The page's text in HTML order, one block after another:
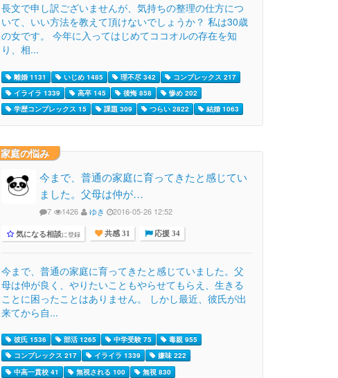
長文で申し訳ございませんが、気持ちの整理の仕方につ
いて、いい方法を教えて頂けないでしょうか？ 私は30歳
の女です。 今年に入ってはじめてココオルの存在を知
り、相...
離婚 1131 いじめ 1485 理不尽 342
コンプレックス 217
イライラ 1339
高卒 145 後悔 858
惨め 202
学歴コンプレックス 15
課題 309 つらい 2822 結婚 1063
家庭の悩み
今まで、普通の家庭に育ってきたと感じてい
ました。父母は仲が…
7 1426 ゆき 2016-05-26 12:52
気になる相談に登録 共感 31 応援 34
今まで、普通の家庭に育ってきたと感じていました。父
母は仲が良く、やりたいこともやらせてもらえ、生きる
ことに困ったことはありません。 しかし最近、彼氏が出
来てから自...
彼氏 1536 部活 1265 中学受験 75
毒親 955
コンプレックス 217
イライラ 1339
嫌味 222
中高一貫校 41
無視される 100
無視 830